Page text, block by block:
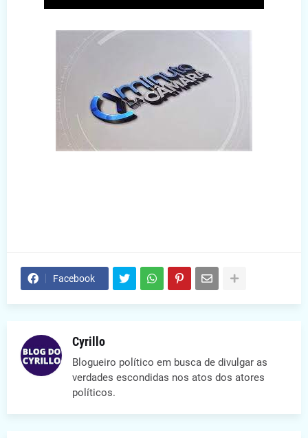
Facebook
Cyrillo
Blogueiro político em busca de divulgar as
verdades escondidas nos atos dos atores
políticos.